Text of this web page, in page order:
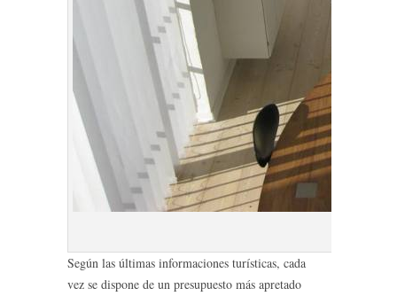
Según las últimas informaciones turísticas, cada
vez se dispone de un presupuesto más apretado